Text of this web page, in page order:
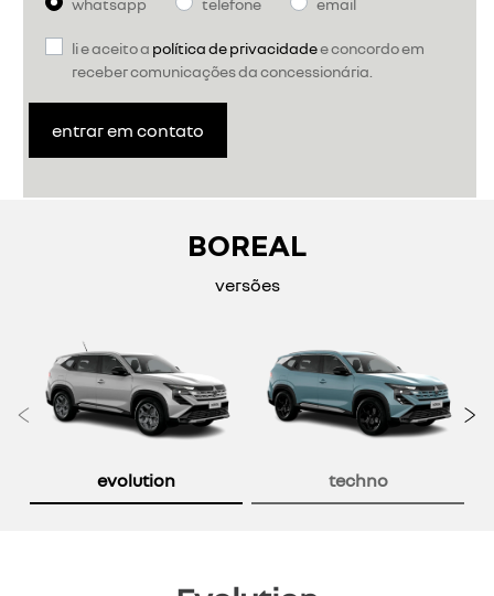
li e aceito a política de privacidadee concordo em
receber comunicações da concessionária.
entrar em contato
BOREAL
versões
evolution techno
Anterior